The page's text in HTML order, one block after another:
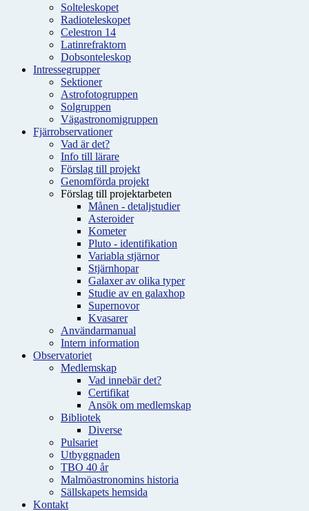
Solteleskopet
Radioteleskopet
Celestron 14
Latinrefraktorn
Dobsonteleskop
Intressegrupper
Sektioner
Astrofotogruppen
Solgruppen
Vägastronomigruppen
Fjärrobservationer
Vad är det?
Info till lärare
Förslag till projekt
Genomförda projekt
Förslag till projektarbeten
Månen - detaljstudier
Asteroider
Kometer
Pluto - identifikation
Variabla stjärnor
Stjärnhopar
Galaxer av olika typer
Studie av en galaxhop
Supernovor
Kvasarer
Användarmanual
Intern information
Observatoriet
Medlemskap
Vad innebär det?
Certifikat
Ansök om medlemskap
Bibliotek
Diverse
Pulsariet
Utbyggnaden
TBO 40 år
Malmöastronomins historia
Sällskapets hemsida
Kontakt